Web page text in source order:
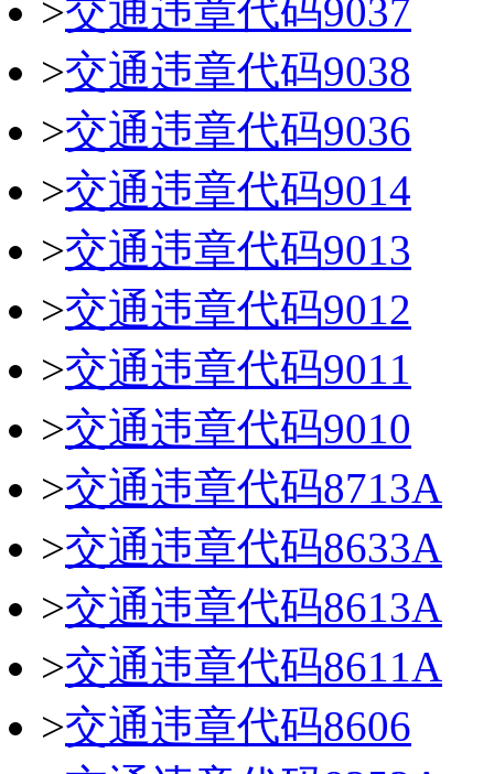
>交通违章代码9037
>交通违章代码9038
>交通违章代码9036
>交通违章代码9014
>交通违章代码9013
>交通违章代码9012
>交通违章代码9011
>交通违章代码9010
>交通违章代码8713A
>交通违章代码8633A
>交通违章代码8613A
>交通违章代码8611A
>交通违章代码8606